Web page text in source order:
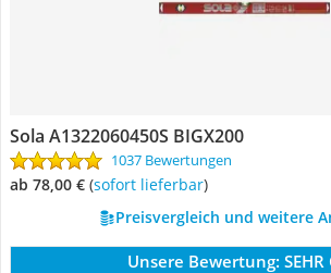
Sola A1322060450S BIGX200
1037 Bewertungen
ab 78,00 € ( Sofort lieferbar)
Preisvergleich und weitere
Unsere Bewertung: SEHR